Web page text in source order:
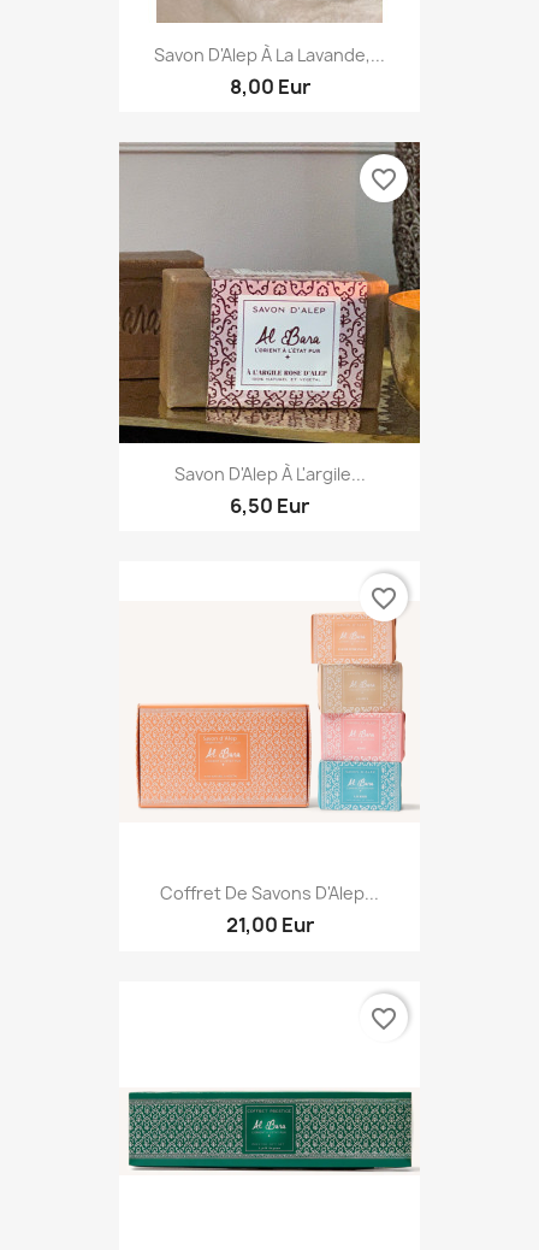
Savon D'Alep À La Lavande,...
8,00 Eur
Savon D'Alep À L'argile...
6,50 Eur
favorite_border
Coffret De Savons D'Alep...
21,00 Eur
favorite_border
favorite_border